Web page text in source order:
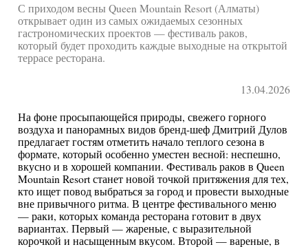
С приходом весны Queen Mountain Resort (Алматы)
открывает один из самых ожидаемых сезонных
гастрономических проектов — фестиваль раков,
который будет проходить каждые выходные на открытой
террасе ресторана.
13.04.2026
На фоне просыпающейся природы, свежего горного
воздуха и панорамных видов бренд-шеф Дмитрий Дулов
предлагает гостям отметить начало теплого сезона в
формате, который особенно уместен весной: неспешно,
вкусно и в хорошей компании. Фестиваль раков в Queen
Mountain Resort станет новой точкой притяжения для тех,
кто ищет повод выбраться за город и провести выходные
вне привычного ритма. В центре фестивального меню
— раки, которых команда ресторана готовит в двух
вариантах. Первый — жареные, с выразительной
корочкой и насыщенным вкусом. Второй — вареные, в